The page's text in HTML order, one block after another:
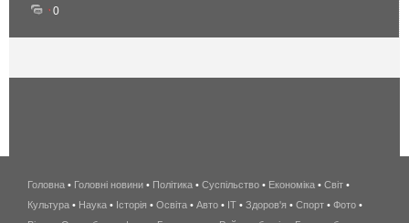
0
беспроводной
интернет
Головна • Головні новини • Політика • Суспільство • Економіка • Світ •
Культура • Наука • Історія • Освіта • Авто • IT • Здоров'я • Спорт • Фото •